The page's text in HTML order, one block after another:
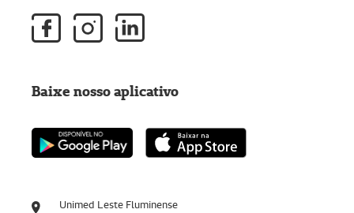
Unimed Leste Fluminense
Baixe nosso aplicativo